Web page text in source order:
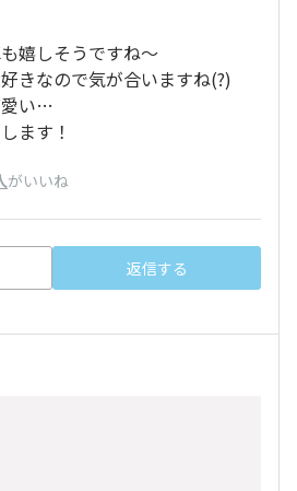
嬉しそうですね〜
きなので気が合いますね(?)
愛い…
ます！
がいいね
返信する